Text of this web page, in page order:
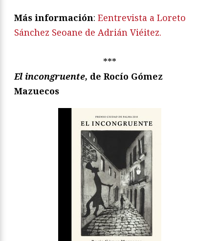
Más información: Eentrevista a Loreto
Sánchez Seoane de Adrián Viéitez.
***
El incongruente, de Rocío Gómez
Mazuecos